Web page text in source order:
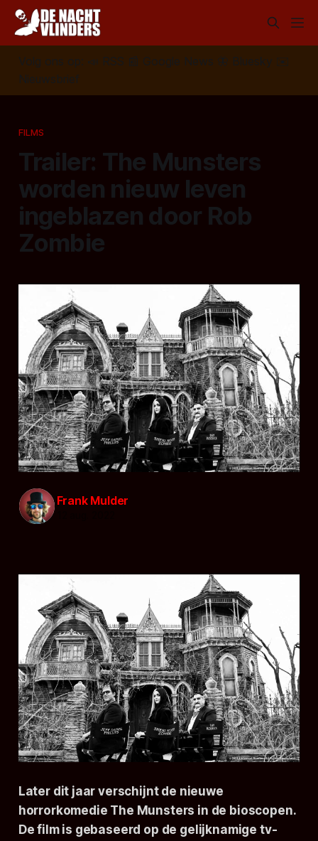
Volg ons op: 📣 RSS 📰 Google News 🦋 Bluesky
✉️
Nieuwsbrief
FILMS
Trailer: The Munsters
worden nieuw leven
ingeblazen door Rob
Zombie
Frank Mulder
Later dit jaar verschijnt de nieuwe
horrorkomedie The Munsters in de bioscopen.
De film is gebaseerd op de gelijknamige tv-